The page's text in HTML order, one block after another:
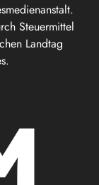
Steuermittel
Landtag